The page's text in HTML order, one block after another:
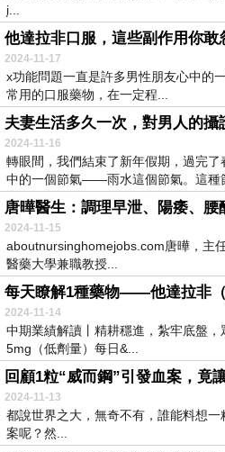
į...
他達拉非口服，這些副作用你敢
2024-11-17
x功能問題一直是許多男性朋友心中的
常用的口服藥物，在一定程...
2024-11-16
轉眼間，我們結束了新年假期，過完
中的一個節氣——雨水這個節氣。這種
唐曄醫生：調理早泄、陽痿、腰
2024-11-15
aboutnursinghomejobs.com唐曄，主
醫藥大學兼職教授...
每天瞭解1種藥物——他達拉非（
2024-11-14
中期業績解讀丨精耕穩進，紮牢底盤
5mg（低劑量）每日&...
2024-11-13
都說世界之大，無奇不有，誰能料想一
案呢？然...